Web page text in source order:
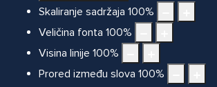
Skaliranje sadržaja 100%
Veličina fonta 100%
Visina linije 100%
Prored između slova 100%